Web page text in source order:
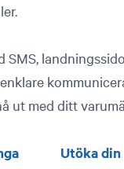
SMS,
ut med ditt
Utöka din